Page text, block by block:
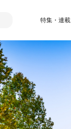
特集・連載